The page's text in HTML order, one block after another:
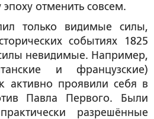
отменить совсем.
только видимые силы,
событиях 1825
невидимые. Например,
и французские)
активно проявили себя в
Павла Первого. Были
разрешённые